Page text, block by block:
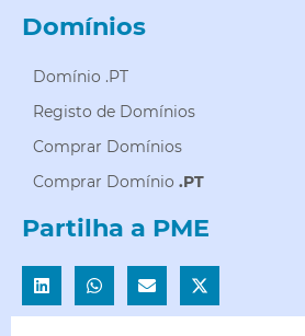
Domínios
Domínio .PT
Registo de Domínios
Comprar Domínios
Comprar Domínio .PT
Partilha a PME